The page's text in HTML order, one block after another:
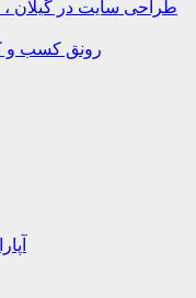
رونق کسب و